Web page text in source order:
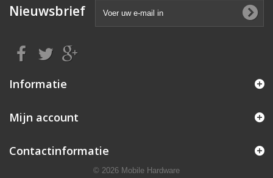
Nieuwsbrief
Informatie
Mijn account
Contactinformatie
© 2026 Mobile Hardware